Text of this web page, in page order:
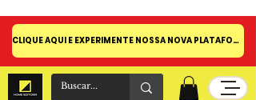
CLIQUE AQUI E EXPERIMENTE NOSSA NOVA PLATAFORMA!